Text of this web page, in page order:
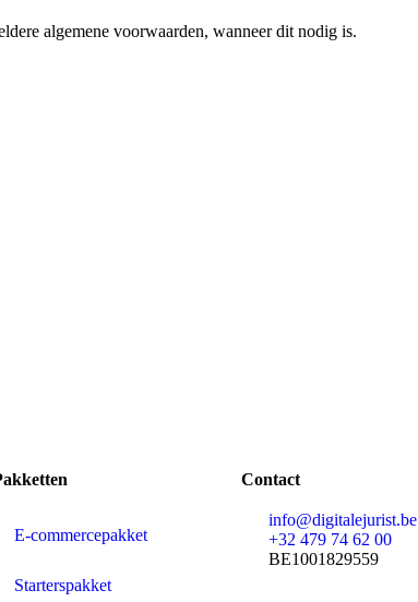
algemene voorwaarden, wanneer dit nodig is.
E-commercepakket
Starterspakket
Contact
info@digitalejurist.be
+32 479 74 62 00
BE1001829559